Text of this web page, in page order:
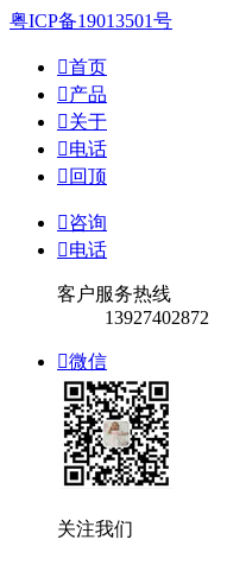
粤ICP备19013501号
首页
产品
关于
电话
 回顶
咨询
电话
客户服务热线
13927402872
微信
关注我们